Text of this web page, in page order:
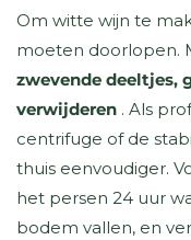
Om witte wijn te
moeten doorlopen.
zwevende deeltjes,
verwijderen . Als
centrifuge of de
thuis eenvoudiger.
het persen 24 uur
bodem vallen, en